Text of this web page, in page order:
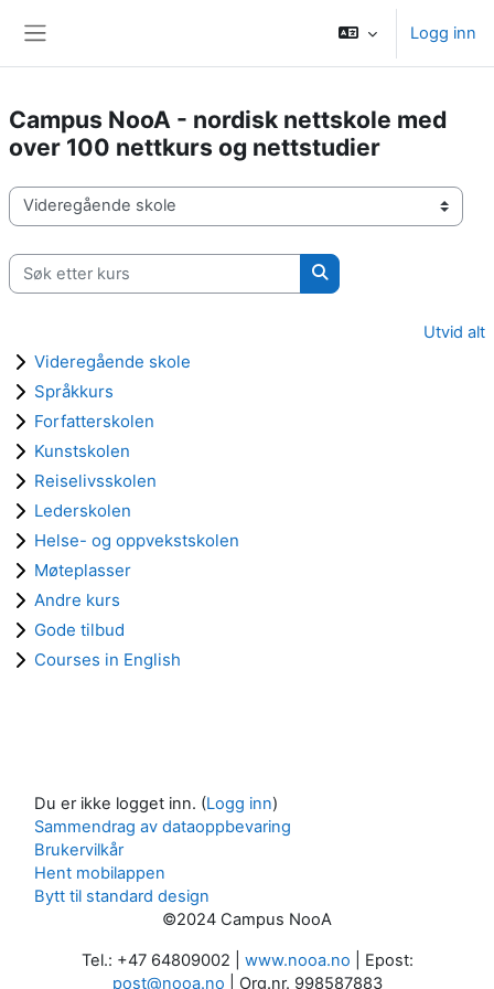
Logg inn
Campus NooA - nordisk nettskole med
over 100 nettkurs og nettstudier
Kurskategorier
Søk etter kurs
Søk etter kurs
Utvid alt
Videregående skole
Språkkurs
Forfatterskolen
Kunstskolen
Reiselivsskolen
Lederskolen
Helse- og oppvekstskolen
Møteplasser
Andre kurs
Gode tilbud
Courses in English
Du er ikke logget inn. (Logg inn)
Sammendrag av dataoppbevaring
Brukervilkår
Hent mobilappen
Bytt til standard design
©2024 Campus NooA
Tel.: +47 64809002 | www.nooa.no | Epost:
post@nooa.no | Org.nr. 998587883